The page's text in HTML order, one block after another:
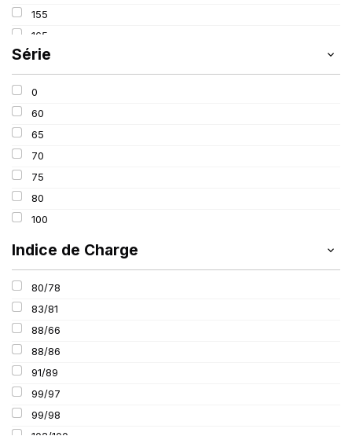
155
165
175
185
195
205
215
225
235
Série
0
60
65
70
75
80
100
Indice de Charge
80/78
83/81
88/66
88/86
91/89
99/97
99/98